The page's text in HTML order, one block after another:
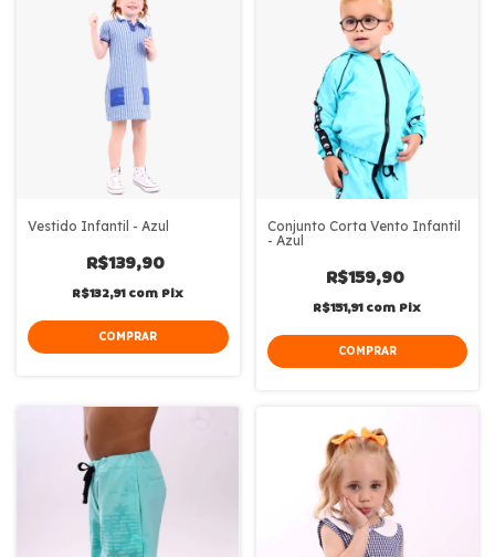
Vestido Infantil - Azul
R$139,90
R$132,91com Pix
COMPRAR
Conjunto Corta Vento Infantil
- Azul
R$159,90
R$151,91com Pix
COMPRAR